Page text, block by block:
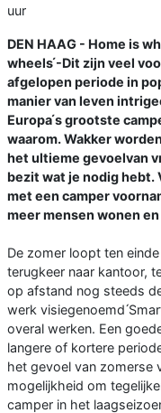
uur
DEN HAAG - Home is
wheels ́-Dit zijn veel
afgelopen periode in
manier van leven
Europa ́s grootste
waarom. Wakker
het ultieme gevoelvan
bezit wat je nodig hebt.
met een camper
meer mensen wonen
De zomer loopt ten
terugkeer naar kantoor,
op afstand nog steeds
werk visiegenoemd
overal werken. Een
langere of kortere
het gevoel van zomerse
mogelijkheid om
camper in het